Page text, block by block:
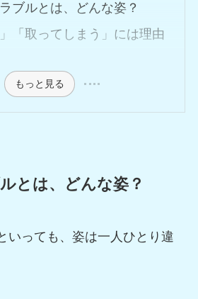
ブルとは、どんな姿？
」「取ってしまう」には理由
もっと見る
とは、どんな姿？
いっても、姿は一人ひとり違